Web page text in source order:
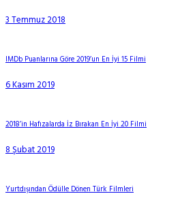
3 Temmuz 2018
IMDb Puanlarına Göre 2019’un En İyi 15 Filmi
6 Kasım 2019
2018’in Hafızalarda İz Bırakan En İyi 20 Filmi
8 Şubat 2019
Yurtdışından Ödülle Dönen Türk Filmleri